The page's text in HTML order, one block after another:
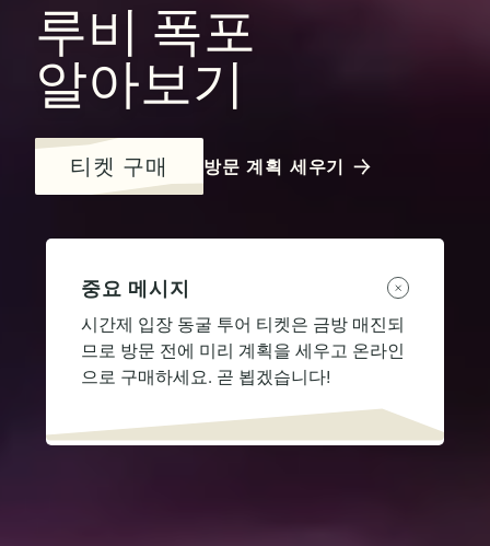
루비 폭포
알아보기
티켓 구매 방문 계획 세우기
중요 메시지
시간제 입장 동굴 투어 티켓은 금방 매진되
므로 방문 전에 미리 계획을 세우고 온라인
으로 구매하세요. 곧 뵙겠습니다!